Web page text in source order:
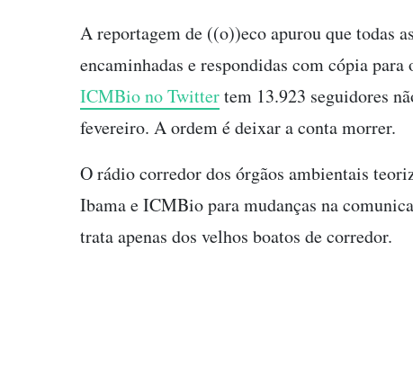
A reportagem de ((o))eco apurou que todas
encaminhadas e respondidas com cópia
ICMBio no Twittertem 13.923 seguidores
fevereiro. A ordem é deixar a conta morrer.
O rádio corredor dos órgãos ambientais
Ibama e ICMBio para mudanças na
trata apenas dos velhos boatos de corredor.